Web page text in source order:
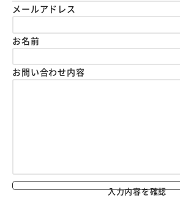
メールアドレス
お名前
お問い合わせ内容
入力内容を確認